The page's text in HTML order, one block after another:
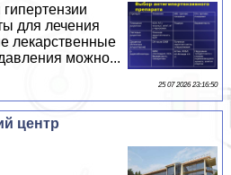
для лечения
лекарственные
можно...
25 07 2026 23:16:50
центр